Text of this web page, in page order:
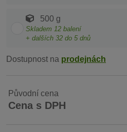
500 g
Skladem 12 balení
+ dalších 32 do 5 dnů
Dostupnost na prodejnách
Původní cena
Cena s DPH